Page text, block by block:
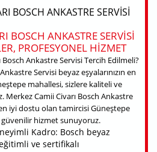
BOSCH ANKASTRE SERVISI
BOSCH ANKASTRE SERVISI
PROFESYONEL HIZMET
Ankastre Servisi Tercih Edilmeli?
Servisi beyaz eşyalarınızın en
mahallesi, sizlere kaliteli ve
Camii Civarı Bosch Ankastre
en iyi dostu olan tamircisi Güneştepe
hizmet sunuyoruz.
Kadro: Bosch beyaz
ve sertifikalı